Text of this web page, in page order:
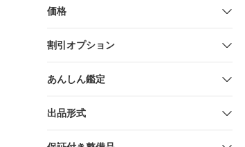
価格
割引オプション
あんしん鑑定
出品形式